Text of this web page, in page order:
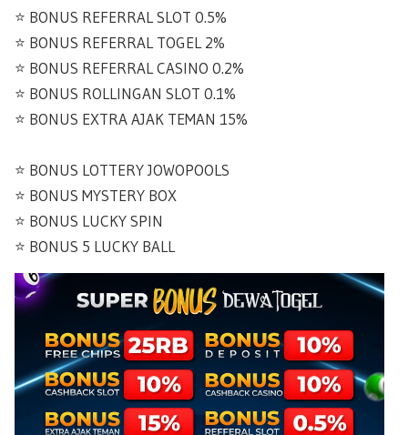
⭐️ BONUS REFERRAL SLOT 0.5%
⭐️ BONUS REFERRAL TOGEL 2%
⭐️ BONUS REFERRAL CASINO 0.2%
⭐️ BONUS ROLLINGAN SLOT 0.1%
⭐️ BONUS EXTRA AJAK TEMAN 15%
⭐️ BONUS LOTTERY JOWOPOOLS
⭐️ BONUS MYSTERY BOX
⭐️ BONUS LUCKY SPIN
⭐️ BONUS 5 LUCKY BALL